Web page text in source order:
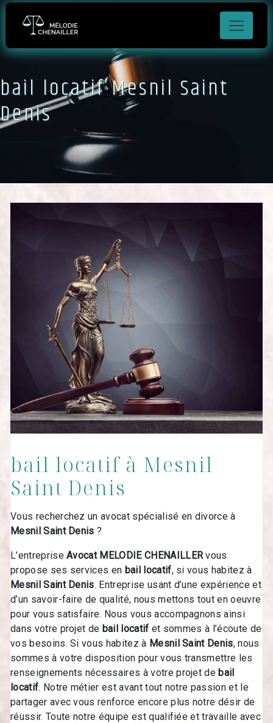
bail locatif Mesnil Saint
Denis
bail locatif à Mesnil
Saint Denis
Vous recherchez un avocat spécialisé en divorce à
Mesnil Saint Denis ?
L’entrepriseAvocat MELODIE CHENAILLERvous
propose ses services en bail locatif, si vous habitez à
Mesnil Saint Denis. Entreprise usant d’une expérience et
d’un savoir-faire de qualité, nous mettons tout en oeuvre
pour vous satisfaire. Nous vous accompagnons ainsi
dans votre projet de bail locatif et sommes à l’écoute de
vos besoins. Si vous habitez à Mesnil Saint Denis, nous
sommes à votre disposition pour vous transmettre les
renseignements nécessaires à votre projet debail
locatif. Notre métier est avant tout notre passion et le
partager avec vous renforce encore plus notre désir de
réussir. Toute notre équipe est qualifiée et travaille avec
Panneau de gestion des cookies